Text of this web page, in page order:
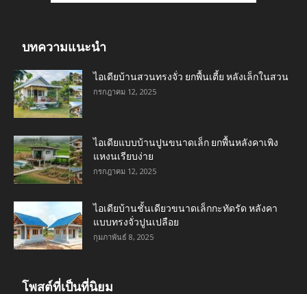
บทความแนะนำ
ไอเดียบ้านสวนทรงจั่ว ยกพื้นเตี้ย หลังเล็กในสวน
กรกฎาคม 12, 2025
ไอเดียแบบบ้านปูนขนาดเล็ก ยกพื้นหลังคาเพิง
แหงนเรียบง่าย
กรกฎาคม 12, 2025
ไอเดียบ้านชั้นเดียวขนาดเล็กกะทัดรัด หลังคา
แบบทรงจั่วปูนเปลือย
กุมภาพันธ์ 8, 2025
โพสต์ที่เป็นที่นิยม